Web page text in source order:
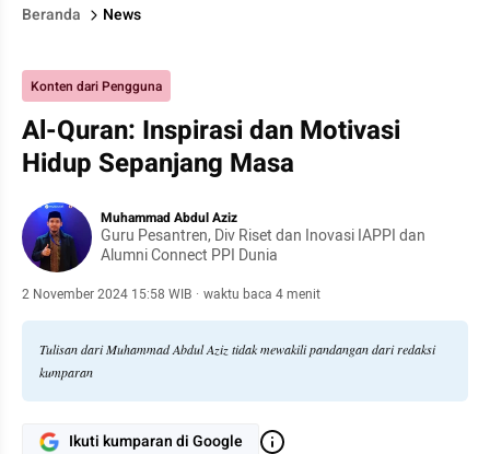
Beranda News
Konten dari Pengguna
Al-Quran: Inspirasi dan Motivasi
Hidup Sepanjang Masa
Muhammad Abdul Aziz
Guru Pesantren, Div Riset dan Inovasi IAPPI dan
Alumni Connect PPI Dunia
2 November 2024 15:58 WIB · waktu baca 4 menit
Tulisan dari Muhammad Abdul Aziz tidak mewakili pandangan dari redaksi
kumparan
Ikuti kumparan di Google